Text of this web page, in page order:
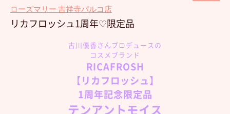
ローズマリー 吉祥寺パルコ店
リカフロッシュ1周年♡限定品
古川優香さんプロデュースの
コスメ ブランド
RICAFROSH
【リカフロッシュ】
1周年記念限定品
テンアントモイス